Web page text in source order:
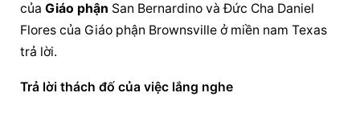
của Giáo phận San Bernardino và Đức Cha Daniel
Flores của Giáo phận Brownsville ở miền nam Texas
trả lời.
Trả lời thách đố của việc lắng nghe